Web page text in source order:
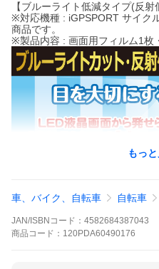
【ブルーライト低減タイプ(反
※対応機種 : iGPSPORT サイク
商品です。
※製品内容 : 画面用フィルム1枚
もっ
車、バイク、自転車 自転車
JAN/ISBNコード： 4582684387043
商品 コード： 120PDA60490176